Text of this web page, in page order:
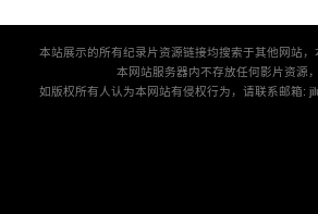
本站展示的所有纪录片资源链接均搜索于其他网站
本网站服务器内不存放任何影片资源
如版权所有人认为本网站有侵权行为，请联系邮箱: